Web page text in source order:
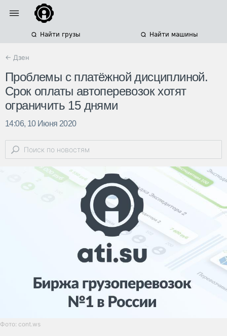
Найти грузы Найти машины
← Дзен
Проблемы с платёжной дисциплиной.
Срок оплаты автоперевозок хотят
ограничить 15 днями
14:06, 10 Июня 2020
Фото: cont.ws